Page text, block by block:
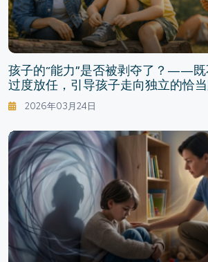
孩子的“能力”是否被剥夺了？——既
过度放任，引导孩子走向独立的恰
2026年03月24日